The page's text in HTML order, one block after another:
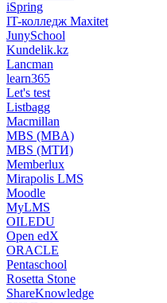
iSpring
IT-колледж Maxitet
JunySchool
Kundelik.kz
Lancman
learn365
Let's test
Listbagg
Macmillan
MBS (MBA)
MBS (МТИ)
Memberlux
Mirapolis LMS
Moodle
MyLMS
OILEDU
Open edX
ORACLE
Pentaschool
Rosetta Stone
ShareKnowledge